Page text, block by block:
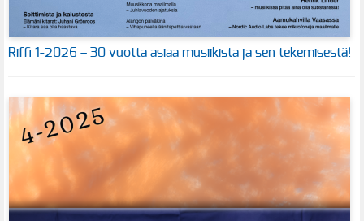
Riffi 1-2026 – 30 vuotta asiaa musiikista ja sen tekemisestä!